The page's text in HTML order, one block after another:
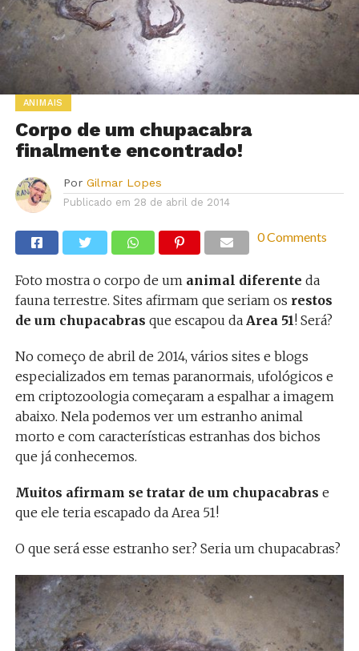
ANIMAIS
Corpo de um chupacabra
finalmente encontrado!
Por Gilmar Lopes
Publicado em 28 de abril de 2014
0 Comments
Foto mostra o corpo de umanimal diferente da
fauna terrestre. Sites afirmam que seriam os restos
de um chupacabras que escapou da Area 51! Será?
No começo de abril de 2014, vários sites e blogs
especializados em temas paranormais, ufológicos e
em criptozoologia começaram a espalhar a imagem
abaixo. Nela podemos ver um estranho animal
morto e com características estranhas dos bichos
que já conhecemos.
Muitos afirmam se tratar de um chupacabras e
que ele teria escapado da Area 51!
O que será esse estranho ser? Seria um chupacabras?